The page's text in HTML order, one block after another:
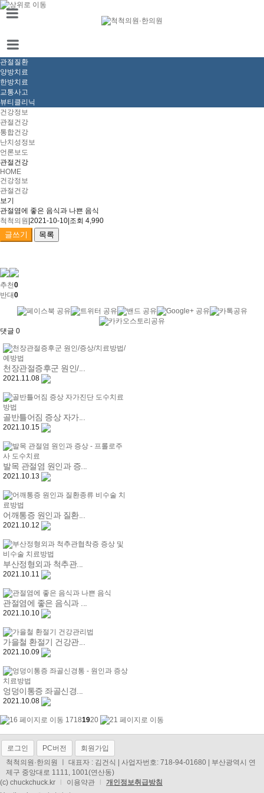
관절질환
양방치료
한방치료
교통사고
뷰티클리닉
건강정보
관절건강
통합건강
난치성정보
언론보도
관절건강
HOME
건강정보
관절건강
보기
관절염에 좋은 음식과 나쁜 음식
척척의원 2021-10-10 조회 4,990
글쓰기 목록
추천0
반대0
댓글 0
천장관절증후군 원인/...
2021.11.08
골반틀어짐 증상 자가...
2021.10.15
발목 관절염 원인과 증...
2021.10.13
어깨통증 원인과 질환...
2021.10.12
부산정형외과 척추관...
2021.10.11
관절염에 좋은 음식과 ...
2021.10.10
가을철 환절기 건강관...
2021.10.09
엉덩이통증 좌골신경...
2021.10.08
17181920
로그인 PC버전
회원가입
척척의원·한의원 ㅣ 대표자 : 김건식 | 사업자번호: 718-94-01680 | 부산광역시 연
제구 중앙대로 1111, 1001(연산동)
(c) chuckchuck.kr
이용약관
개인정보취급방침